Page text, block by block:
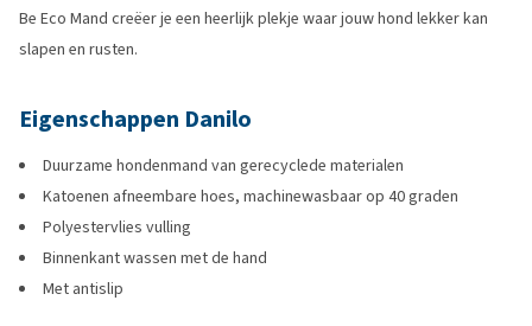
Be Eco Mand creëer je een heerlijk plekje waar jouw hond lekker kan
slapen en rusten.
Eigenschappen Danilo
Duurzame hondenmand van gerecyclede materialen
Katoenen afneembare hoes, machinewasbaar op 40 graden
Polyestervlies vulling
Binnenkant wassen met de hand
Met antislip